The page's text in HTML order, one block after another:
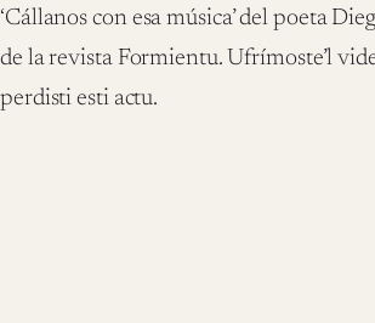
‘Cállanos con esa música’ del poeta
de la revista Formientu. Ufrímoste’l
perdisti esti actu.